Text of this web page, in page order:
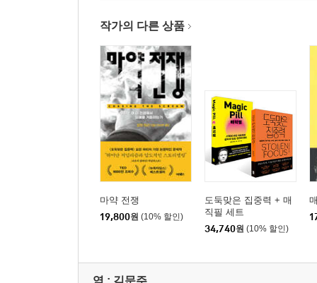
작가의 다른 상품
마약 전쟁
19,800원 (10% 할인)
도둑맞은 집중력 + 매
직필 세트
34,740원 (10% 할인)
역 : 김문주